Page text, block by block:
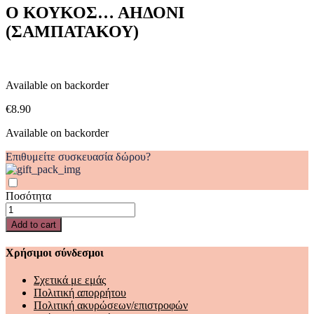
quantity
Ο ΚΟΥΚΟΣ… ΑΗΔΟΝΙ
(ΣΑΜΠΑΤΑΚΟΥ)
Available on backorder
€8.90
Available on backorder
Επιθυμείτε συσκευασία δώρου?
Ποσότητα
Ο
ΚΟΥΚΟΣ...
ΑΗΔΟΝΙ
(ΣΑΜΠΑΤΑΚΟΥ)
quantity
Add to cart
Χρήσιμοι σύνδεσμοι
Σχετικά με εμάς
Πολιτική απορρήτου
Πολιτική ακυρώσεων/επιστροφών